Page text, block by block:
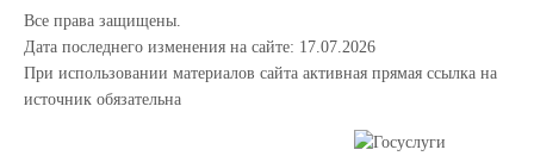
Все права защищены.
Дата последнего изменения на сайте: 17.07.2026
При использовании материалов сайта активная прямая ссылка на
источник обязательна